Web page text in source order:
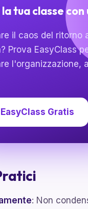
tua classe con
il caos del ritorno
Prova EasyClass
l'organizzazione,
Gratis
: Non